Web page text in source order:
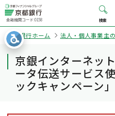
金融機関コード:0158 検索
京都銀行ホーム 法人・個人事業主
京銀インターネッ
ータ伝送サービス
ックキャンペーン」